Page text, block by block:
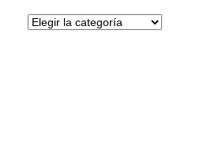
Categorías